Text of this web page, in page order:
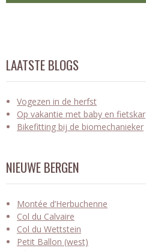
LAATSTE BLOGS
Vogezen in de herfst
Op vakantie met baby en fietskar
Bikefitting bij de biomechanieker
NIEUWE BERGEN
Montée d’Herbuchenne
Col du Calvaire
Col du Wettstein
Petit Ballon (west)